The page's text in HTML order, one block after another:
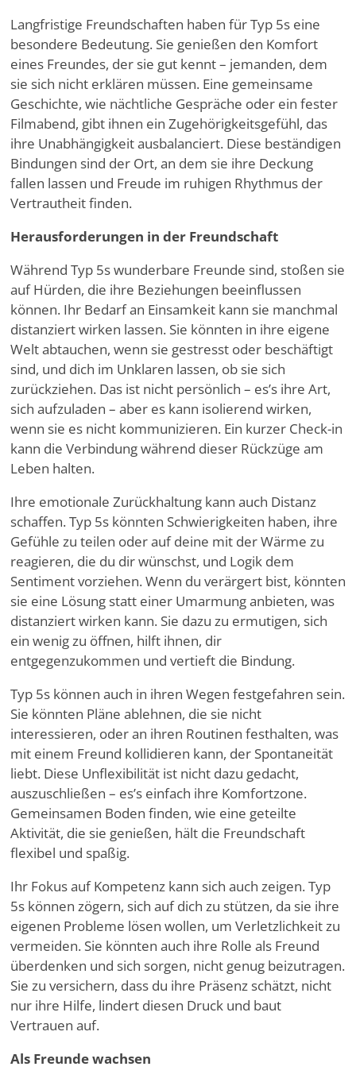
Langfristige Freundschaften haben für Typ 5s eine
besondere Bedeutung. Sie genießen den Komfort
eines Freundes, der sie gut kennt – jemanden, dem
sie sich nicht erklären müssen. Eine gemeinsame
Geschichte, wie nächtliche Gespräche oder ein fester
Filmabend, gibt ihnen ein Zugehörigkeitsgefühl, das
ihre Unabhängigkeit ausbalanciert. Diese beständigen
Bindungen sind der Ort, an dem sie ihre Deckung
fallen lassen und Freude im ruhigen Rhythmus der
Vertrautheit finden.
Herausforderungen in der Freundschaft
Während Typ 5s wunderbare Freunde sind, stoßen sie
auf Hürden, die ihre Beziehungen beeinflussen
können. Ihr Bedarf an Einsamkeit kann sie manchmal
distanziert wirken lassen. Sie könnten in ihre eigene
Welt abtauchen, wenn sie gestresst oder beschäftigt
sind, und dich im Unklaren lassen, ob sie sich
zurückziehen. Das ist nicht persönlich – es’s ihre Art,
sich aufzuladen – aber es kann isolierend wirken,
wenn sie es nicht kommunizieren. Ein kurzer Check-in
kann die Verbindung während dieser Rückzüge am
Leben halten.
Ihre emotionale Zurückhaltung kann auch Distanz
schaffen. Typ 5s könnten Schwierigkeiten haben, ihre
Gefühle zu teilen oder auf deine mit der Wärme zu
reagieren, die du dir wünschst, und Logik dem
Sentiment vorziehen. Wenn du verärgert bist, könnten
sie eine Lösung statt einer Umarmung anbieten, was
distanziert wirken kann. Sie dazu zu ermutigen, sich
ein wenig zu öffnen, hilft ihnen, dir
entgegenzukommen und vertieft die Bindung.
Typ 5s können auch in ihren Wegen festgefahren sein.
Sie könnten Pläne ablehnen, die sie nicht
interessieren, oder an ihren Routinen festhalten, was
mit einem Freund kollidieren kann, der Spontaneität
liebt. Diese Unflexibilität ist nicht dazu gedacht,
auszuschließen – es’s einfach ihre Komfortzone.
Gemeinsamen Boden finden, wie eine geteilte
Aktivität, die sie genießen, hält die Freundschaft
flexibel und spaßig.
Ihr Fokus auf Kompetenz kann sich auch zeigen. Typ
5s können zögern, sich auf dich zu stützen, da sie ihre
eigenen Probleme lösen wollen, um Verletzlichkeit zu
vermeiden. Sie könnten auch ihre Rolle als Freund
überdenken und sich sorgen, nicht genug beizutragen.
Sie zu versichern, dass du ihre Präsenz schätzt, nicht
nur ihre Hilfe, lindert diesen Druck und baut
Vertrauen auf.
Als Freunde wachsen